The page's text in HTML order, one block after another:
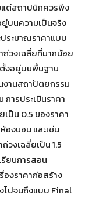
แต่สถาปนิกควรพึง
บนความเป็นจริง
ระมาณราคาแบบ
ถ่วงเฉลี่ยที่มากน้อย
งอยู่บนพื้นฐาน
านสถาปัตยกรรม
ารประเมินราคา
เป็น 0.5 ของราคา
งนอน และเช่น
วงเฉลี่ยเป็น 1.5
ยนการสอน
องราคาก่อสร้าง
ไปจนถึงแบบ Final